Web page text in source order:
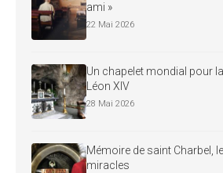
ami »
22 Mai 2026
Un chapelet mondial pour
Léon XIV
28 Mai 2026
Mémoire de saint Charbel,
miracles